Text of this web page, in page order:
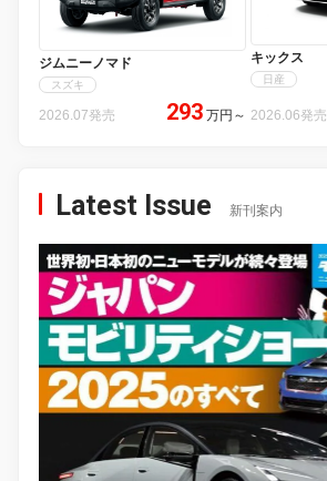
ジムニーノマド
スズキ
2026.07発売 293 万円 ～
キックス
日産
2026.06発売
Latest Issue 新刊案内